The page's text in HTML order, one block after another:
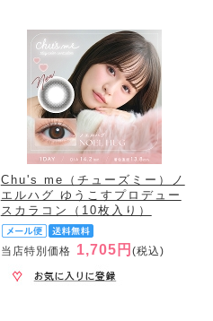
Chu's me（チューズミー）ノ
エルハグ ゆうこすプロデュー
スカラコン（10枚入り）
当店特別価格 1,705円 (税込)